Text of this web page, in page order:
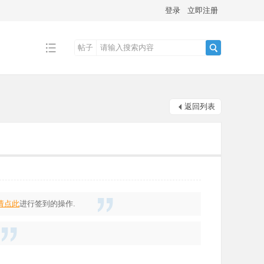
登录 立即注册
帖子
返回列表
点此进行签到的操作.